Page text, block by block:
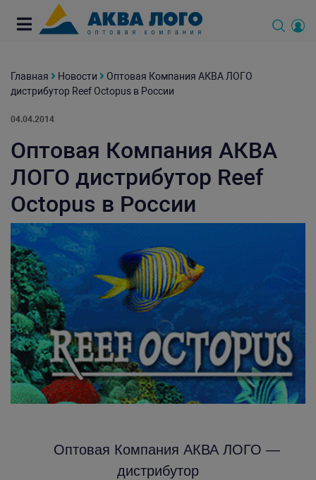
Главная Новости
Оптовая Компания АКВА ЛОГО
дистрибутор Reef Octopus в России
04.04.2014
Оптовая Компания АКВА
ЛОГО дистрибутор Reef
Octopus в России
Оптовая Компания АКВА ЛОГО —
дистрибутор